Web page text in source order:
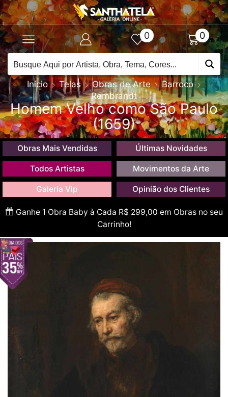
0 0
Início Telas Obras de Arte
Barroco
Rembrandt
Homem Velho como São Paulo
(1659)
Obras Mais Vendidas Últimas Novidades
Todos Artistas Movimentos da Arte
Galeria Vip Opinião dos Clientes
Ganhe 1 Obra Baby à Cada R$ 299,00 em Obras no seu
Carrinho!